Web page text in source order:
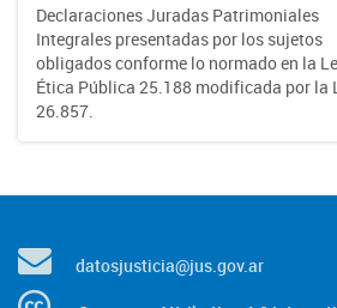
Declaraciones Juradas Patrimoniales
Integrales presentadas por los sujetos
obligados conforme lo normado en la
Ética Pública 25.188 modificada por la
26.857.
datosjusticia@jus.gov.ar